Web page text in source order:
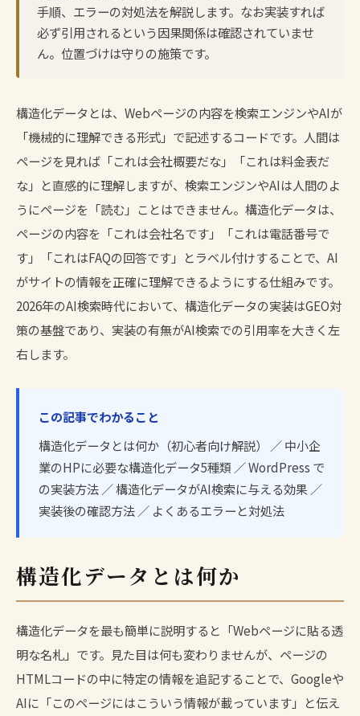
手順、エラーの対処法を解説します。なお実装すれば
必ず引用されるという因果関係は確認されていませ
ん。位置づけは守りの施策です。
構造化データとは、Webページの内容を検索エンジンやAIが
「機械的に理解できる形式」で記述するコードです。人間は
ページを見れば「これは会社概要だな」「これは料金表だ
な」と直感的に理解しますが、検索エンジンやAIは人間のよ
うにページを「読む」ことはできません。構造化データは、
ページの内容を「これは会社名です」「これは電話番号で
す」「これはFAQの回答です」とラベル付けすることで、AI
がサイトの情報を正確に理解できるようにする仕組みです。
2026年のAI検索時代において、構造化データの実装はGEO対
策の基盤であり、実装の有無がAI検索での引用率を大きく左
右します。
この記事でわかること
構造化データとは何か（初心者向け解説） ／ 中小企
業のHPに必要な構造化データ5種類 ／ WordPress で
の実装方法 ／ 構造化データがAI検索に与える効果 ／
実装後の確認方法 ／ よくあるエラーと対処法
構造化データとは何か
構造化データを最も簡単に説明すると「Webページに貼る透
明な名札」です。見た目は何も変わりませんが、ページの
HTMLコードの中に特定の情報を追記することで、Googleや
AIに「このページにはこういう情報が載っています」と伝え